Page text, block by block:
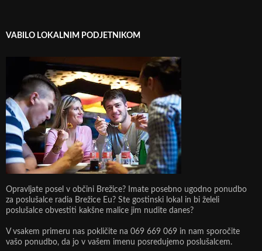
VABILO LOKALNIM PODJETNIKOM
Opravljate posel v občini Brežice? Imate posebno ugodno ponudbo
za poslušalce radia Brežice Eu? Ste gostinski lokal in bi želeli
poslušalce obvestiti kakšne malice jim nudite danes?
V vsakem primeru nas pokličite na 069 669 069 in nam sporočite
vašo ponudbo, da jo v vašem imenu posredujemo poslušalcem.